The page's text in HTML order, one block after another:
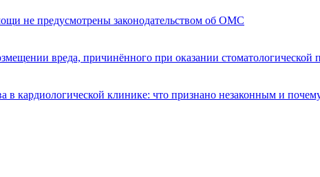
не предусмотрены законодательством об ОМС
вреда, причинённого при оказании стоматологической
кардиологической клинике: что признано незаконным и